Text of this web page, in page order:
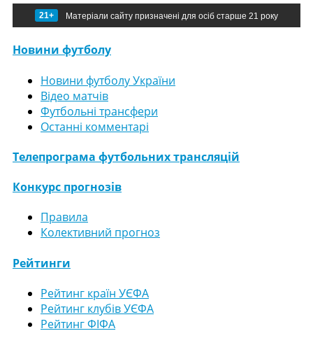
21+ Матеріали сайту призначені для осіб старше 21 року
Новини футболу
Новини футболу України
Відео матчів
Футбольні трансфери
Останні комментарі
Телепрограма футбольних трансляцій
Конкурс прогнозів
Правила
Колективний прогноз
Рейтинги
Рейтинг країн УЄФА
Рейтинг клубів УЄФА
Рейтинг ФІФА